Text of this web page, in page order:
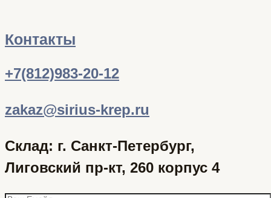
Контакты
+7(812)983-20-12
zakaz@sirius-krep.ru
Склад: г. Санкт-Петербург,
Лиговский пр-кт, 260 корпус 4